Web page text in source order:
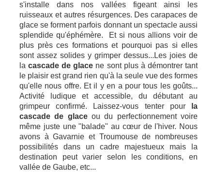
s'installe dans nos vallées figeant ainsi les
ruisseaux et autres résurgences. Des carapaces de
glace se forment parfois donnant un spectacle aussi
splendide qu'éphémère. Et si nous allions voir de
plus près ces formations et pourquoi pas si elles
sont assez solides y grimper dessus...Les joies de
lacascade de glace ne sont plus à démontrer tant
le plaisir est grand rien qu'à la seule vue des formes
qu'elle nous offre. Et il y en a pour tous les goûts...
Activité ludique et accessible, du débutant au
grimpeur confirmé. Laissez-vous tenter pour
la
cascade de glaceou du perfectionnement voire
même juste une "balade" au cœur de l'hiver. Nous
avons à Gavarnie et Troumouse de nombreuses
possibilités dans un cadre majestueux mais la
destination peut varier selon les conditions, en
vallée de Gaube, etc...